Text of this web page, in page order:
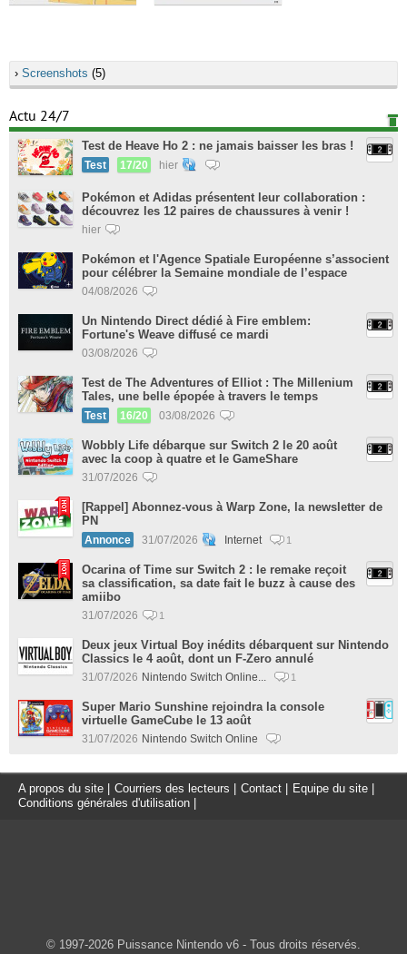
› Screenshots (5)
Actu 24/7
Test de Heave Ho 2 : ne jamais baisser les bras !
Test 17/20 hier
Pokémon et Adidas présentent leur collaboration :
découvrez les 12 paires de chaussures à venir !
hier
Pokémon et l'Agence Spatiale Européenne s’associent
pour célébrer la Semaine mondiale de l’espace
04/08/2026
Un Nintendo Direct dédié à Fire emblem:
Fortune's Weave diffusé ce mardi
03/08/2026
Test de The Adventures of Elliot : The Millenium
Tales, une belle épopée à travers le temps
Test 16/20 03/08/2026
Wobbly Life débarque sur Switch 2 le 20 août
avec la coop à quatre et le GameShare
31/07/2026
[Rappel] Abonnez-vous à Warp Zone, la newsletter de
PN
Annonce 31/07/2026 Internet 1
Ocarina of Time sur Switch 2 : le remake reçoit
sa classification, sa date fait le buzz à cause des
amiibo
31/07/2026 1
Deux jeux Virtual Boy inédits débarquent sur Nintendo
Classics le 4 août, dont un F-Zero annulé
31/07/2026 Nintendo Switch Online... 1
Super Mario Sunshine rejoindra la console
virtuelle GameCube le 13 août
31/07/2026 Nintendo Switch Online
A propos du site Courriers des lecteurs Contact Equipe du site
Conditions générales d'utilisation
© 1997-2026 Puissance Nintendo v6 - Tous droits réservés.